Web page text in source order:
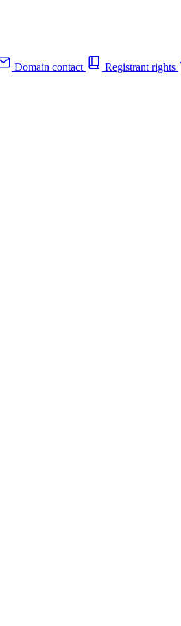
Domain contact Registrant rights